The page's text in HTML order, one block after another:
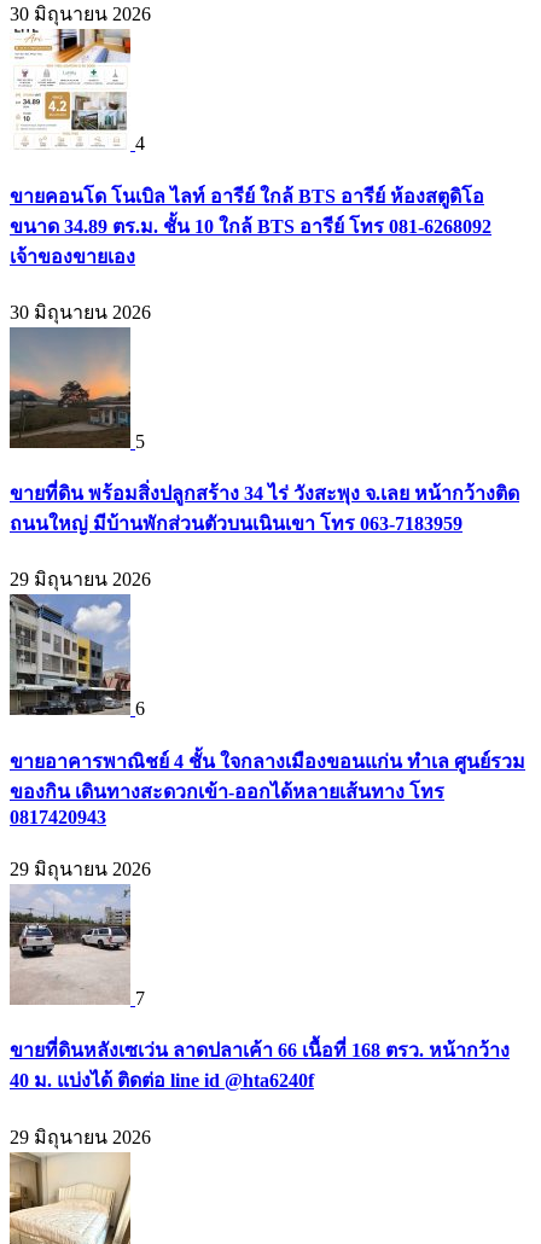
30 มิถุนายน 2026
4
ขายคอนโด โนเบิล ไลท์ อารีย์ ใกล้ BTS อารีย์ ห้องสตูดิโอ
ขนาด 34.89 ตร.ม. ชั้น 10 ใกล้ BTS อารีย์ โทร 081-6268092
เจ้าของขายเอง
30 มิถุนายน 2026
5
ขายที่ดิน พร้อมสิ่งปลูกสร้าง 34 ไร่ วังสะพุง จ.เลย หน้ากว้างติด
ถนนใหญ่ มีบ้านพักส่วนตัวบนเนินเขา โทร 063-7183959
29 มิถุนายน 2026
6
ขายอาคารพาณิชย์ 4 ชั้น ใจกลางเมืองขอนแก่น ทำเล ศูนย์รวม
ของกิน เดินทางสะดวกเข้า-ออกได้หลายเส้นทาง โทร
0817420943
29 มิถุนายน 2026
7
ขายที่ดินหลังเซเว่น ลาดปลาเค้า 66 เนื้อที่ 168 ตรว. หน้ากว้าง
40 ม. แบ่งได้ ติดต่อ line id @hta6240f
29 มิถุนายน 2026